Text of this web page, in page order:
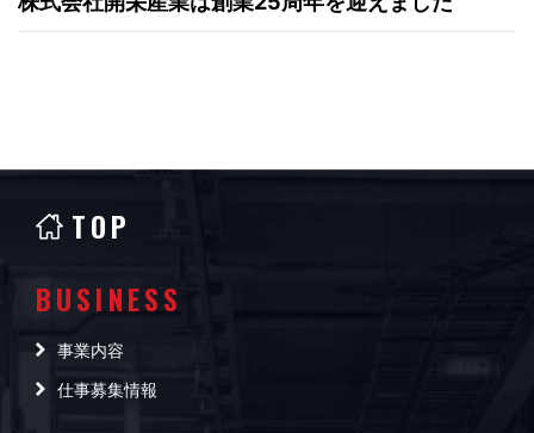
TOP
BUSINESS
事業内容
仕事募集情報